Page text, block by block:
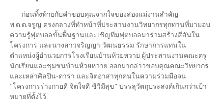
ก่อนทิ้งท้ายกับคำขอบคุณจากใจของสองแม่งานสำคัญ
พ.ต.ต.จรูญ ตรงกลางที่ทำหน้าที่ประสานงานวิทยากรทุกท่านที่มามอบ
ความรู้ฟุตบอลขั้นพื้นฐานและเชิญทีมฟุตบอลมาร่วมสร้างสีสันใน
โครงการ และนางสาวจริญญา วัฒนธรรม รักษาการแทนใน
ตำแหน่งผู้อำนวยการโรงเรียนบ้านห้วยหวาย ผู้ประสานงานคณะครู
นักเรียนและชุมชนบ้านห้วยหวาย ออกมากล่าวขอบคุณคณะวิทยากร
และเหล่าศิลปิน-ดารา และจิตอาสาทุกคนในความร่วมมือจน
"โครงการร่างกายดี จิตใจดี ชีวีมีสุข" บรรลุวัตถุประสงค์เกินกว่าเป้า
หมายที่ตั้งไว้